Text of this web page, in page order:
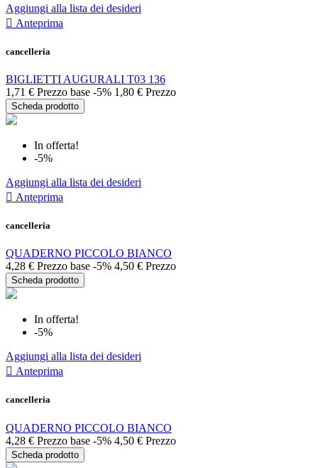
Aggiungi alla lista dei desideri
 Anteprima
cancelleria
BIGLIETTI AUGURALI T03 136
1,71 € Prezzo base -5% 1,80 € Prezzo
Scheda prodotto
In offerta!
-5%
Aggiungi alla lista dei desideri
 Anteprima
cancelleria
QUADERNO PICCOLO BIANCO
4,28 € Prezzo base -5% 4,50 € Prezzo
Scheda prodotto
In offerta!
-5%
Aggiungi alla lista dei desideri
 Anteprima
cancelleria
QUADERNO PICCOLO BIANCO
4,28 € Prezzo base -5% 4,50 € Prezzo
Scheda prodotto